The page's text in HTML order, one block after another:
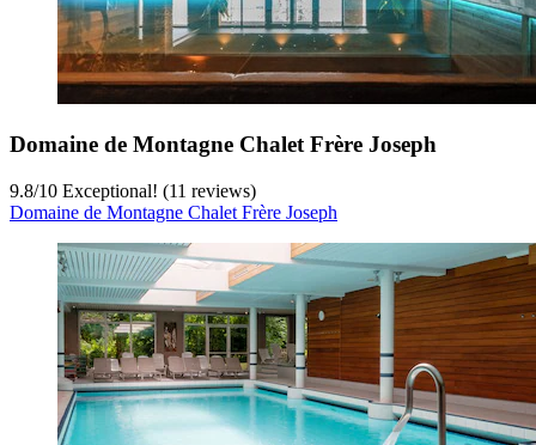
Domaine de Montagne Chalet Frère Joseph
9.8/10 Exceptional! (11 reviews)
Domaine de Montagne Chalet Frère Joseph